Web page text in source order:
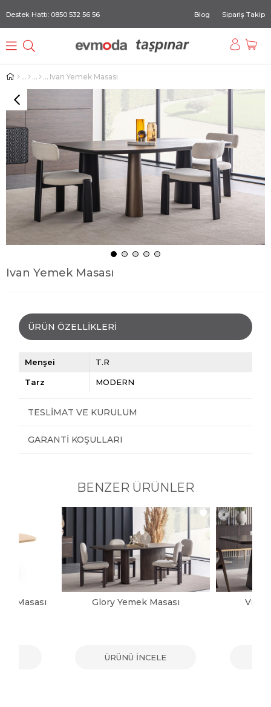
Destek Hattı: 0850 532 56 56 Blog Sipariş Takip
Ivan Yemek Masası
Ivan Yemek Masası
ÜRÜN ÖZELLIKLERI
Menşei T.R
Tarz MODERN
TESLIMAT VE KURULUM
GARANTI KOŞULLARI
BENZER ÜRÜNLER
Masası Glory Yemek Masası
ÜRÜNÜ İNCELE
Victor